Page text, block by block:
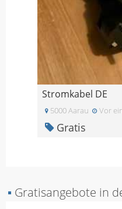
Stromkabel DE
5000 Aarau Vor
Gratis
▪ Gratisangebote in